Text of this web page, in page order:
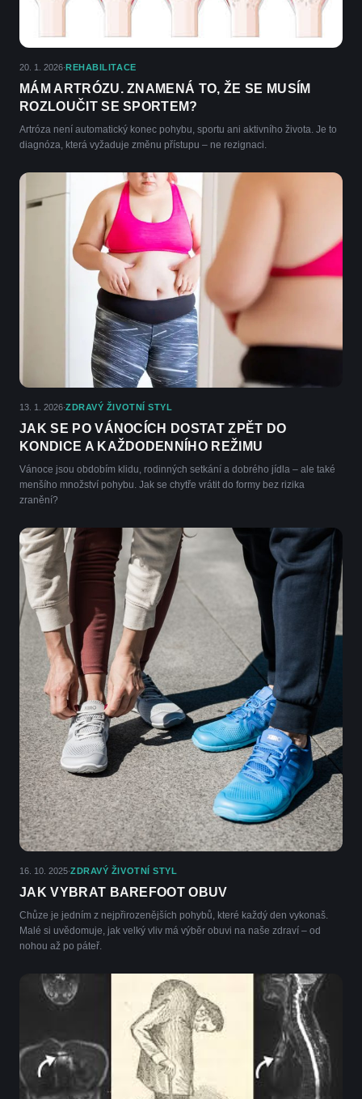
20. 1. 2026·REHABILITACE
MÁM ARTRÓZU. ZNAMENÁ TO, ŽE SE MUSÍM
ROZLOUČIT SE SPORTEM?
Artróza není automatický konec pohybu, sportu ani aktivního života. Je to
diagnóza, která vyžaduje změnu přístupu – ne rezignaci.
13. 1. 2026·ZDRAVÝ ŽIVOTNÍ STYL
JAK SE PO VÁNOCÍCH DOSTAT ZPĚT DO
KONDICE A KAŽDODENNÍHO REŽIMU
Vánoce jsou obdobím klidu, rodinných setkání a dobrého jídla – ale také
menšího množství pohybu. Jak se chytře vrátit do formy bez rizika
zranění?
16. 10. 2025·ZDRAVÝ ŽIVOTNÍ STYL
JAK VYBRAT BAREFOOT OBUV
Chůze je jedním z nejpřirozenějších pohybů, které každý den vykonaš.
Malé si uvědomuje, jak velký vliv má výběr obuvi na naše zdraví – od
nohou až po páteř.